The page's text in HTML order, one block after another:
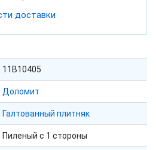
доставки
11B10405
Доломит
Галтованный плитняк
Пиленый с 1 стороны